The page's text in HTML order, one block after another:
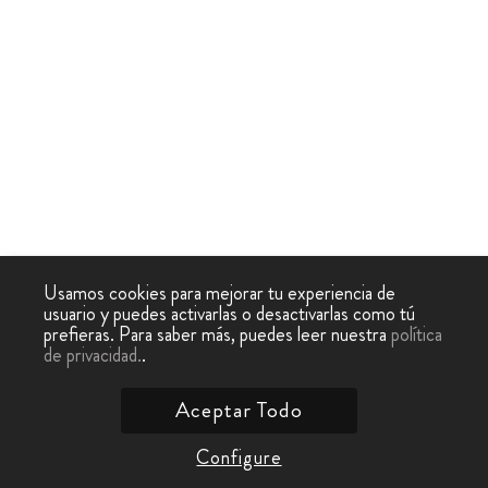
Usamos cookies para mejorar tu experiencia de
usuario y puedes activarlas o desactivarlas como tú
prefieras. Para saber más, puedes leer nuestrapolítica
de privacidad..
Configure
Aceptar Todo